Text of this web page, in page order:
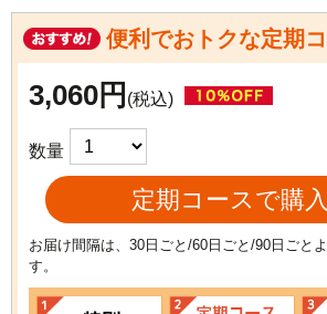
便利でおトクな定期
3,060円 (税込)
数量
定期コースで購
お届け間隔は、30日ごと/60日ごと/90日ごと
す。